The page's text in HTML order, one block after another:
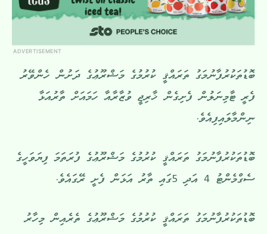
ADVERTISEMENT
ބޮޑުތަކުރުފާނުމަގު ތަރައްޤީ ކުރުމުގެ މަޝްރޫޢުގެ ދަށުން ހެންވޭރު
ފެރީ ޓާމިނަލުން ފެށިގެން ޚާރިޖީ ވުޒާރާއާ ހަމައަށް ތާރުއަޅާ
ނިންމާލައިފިއެވެ.
ބޮޑުތަކުރުފާނުމަގު ތަރައްޤީ ކުރުމުގެ މަޝްރޫޢުގެ ފުރަތަމަ ފިޔަވަހީގެ
ސެގްމެންޓު 4 އަދި 5ގައި ތާރު އަޅަން ފެށީ ރޭގައެވެ.
ބޮޑުތަކުރުފާނުމަގު ތަރައްޤީ ކުރުމުގެ މަޝްރޫޢުގެ ތެރެއިން މިހާރު